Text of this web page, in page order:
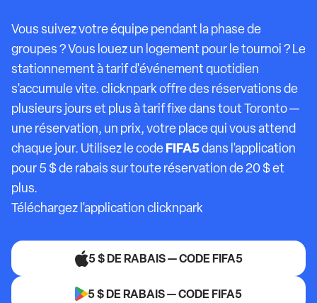
Vous suivez votre équipe pendant la phase de
groupes ? Vous louez un logement pour le tournoi ? Le
stationnement à tarif d'événement quotidien
s'accumule vite. clicknpark offre des réservations de
plusieurs jours et plus à tarif fixe dans tout Toronto —
une réservation, un prix, votre place qui vous attend
chaque jour. Utilisez le codeFIFA5dans l'application
pour 5 $ de rabais sur toute réservation de 20 $ et
plus.
Téléchargez l'application clicknpark
5 $ DE RABAIS — CODE FIFA5
5 $ DE RABAIS — CODE FIFA5